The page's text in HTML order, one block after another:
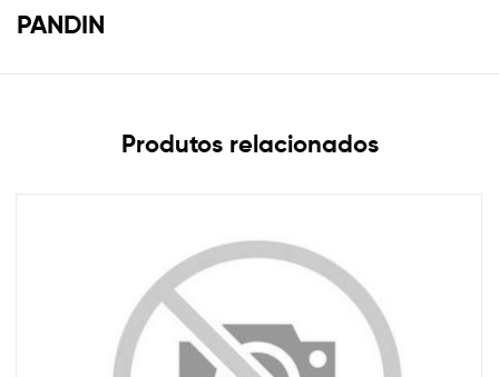
PANDIN
Produtos relacionados